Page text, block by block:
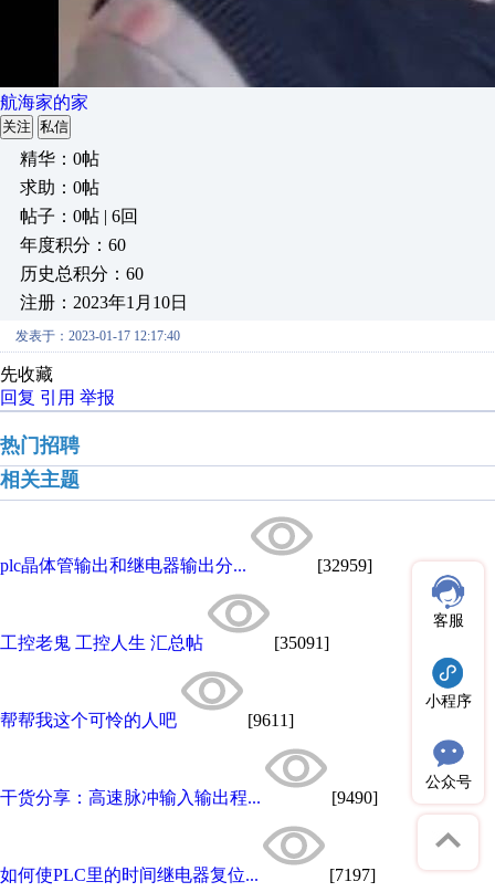
航海家的家
关注 私信
精华：0帖
求助：0帖
帖子：0帖 | 6回
年度积分：60
历史总积分：60
注册：2023年1月10日
发表于：2023-01-17 12:17:40
先收藏
回复 引用 举报
热门招聘
相关主题
plc晶体管输出和继电器输出分... [32959]
工控老鬼 工控人生 汇总帖 [35091]
帮帮我这个可怜的人吧 [9611]
干货分享：高速脉冲输入输出程... [9490]
如何使PLC里的时间继电器复位... [7197]
客服
小程序
公众号